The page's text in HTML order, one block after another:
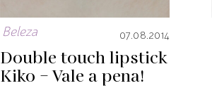
Beleza 07.08.2014
Double touch lipstick
Kiko – Vale a pena!